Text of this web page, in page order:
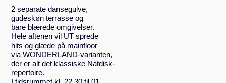
2 separate dansegulve,
gudeskøn terrasse og
bare blærede omgivelser.
Hele aftenen vil UT sprede
hits og glæde på mainfloor
via WONDERLAND-varianten,
der er alt det klassiske Natdisk-
repertoire.